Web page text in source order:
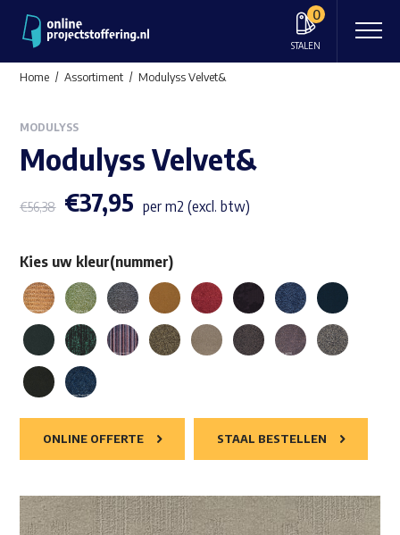
0
STALEN
Home Assortiment Modulyss Velvet&
MODULYSS
Modulyss Velvet&
€56,38 €37,95 per m2 (excl. btw)
Kies uw kleur(nummer)
ONLINE OFFERTE STAAL BESTELLEN